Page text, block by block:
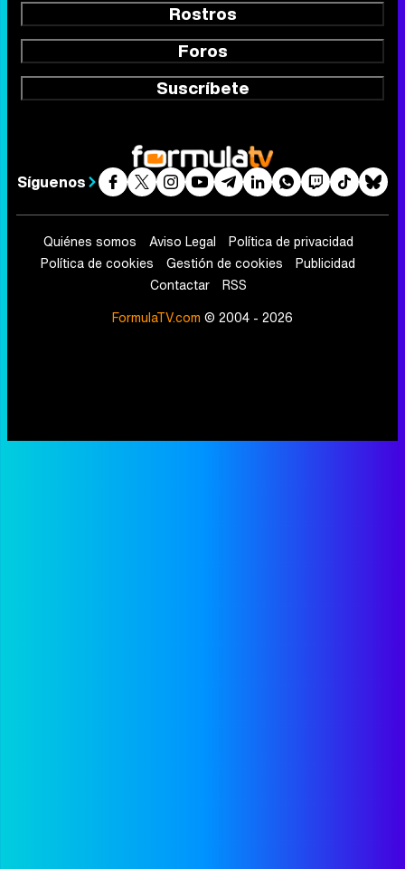
Rostros
Foros
Suscríbete
Síguenos
Quiénes somos Aviso Legal
Política de privacidad
Política de cookies
Gestión de cookies
Publicidad
Contactar
RSS
FormulaTV.com © 2004 - 2026